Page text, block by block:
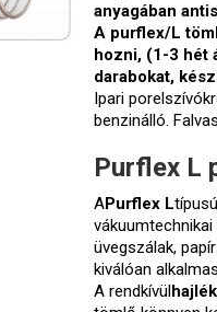
anyagában
A purflex/L
hozni, (1-3 hét
darabokat,
Ipari
benzinálló.
Purflex L
APurflex L
üvegszálak,
kiválóan
A rendkívül